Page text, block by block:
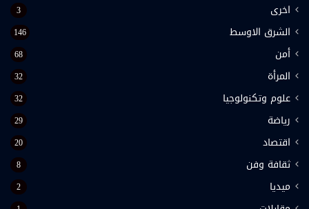
اخرى 3
الشرق الاوسط 146
أمن 68
المرأة 32
علوم وتكنولوجيا 32
رياضة 29
اقتصاد 20
ثقافة وفن 8
ميديا 2